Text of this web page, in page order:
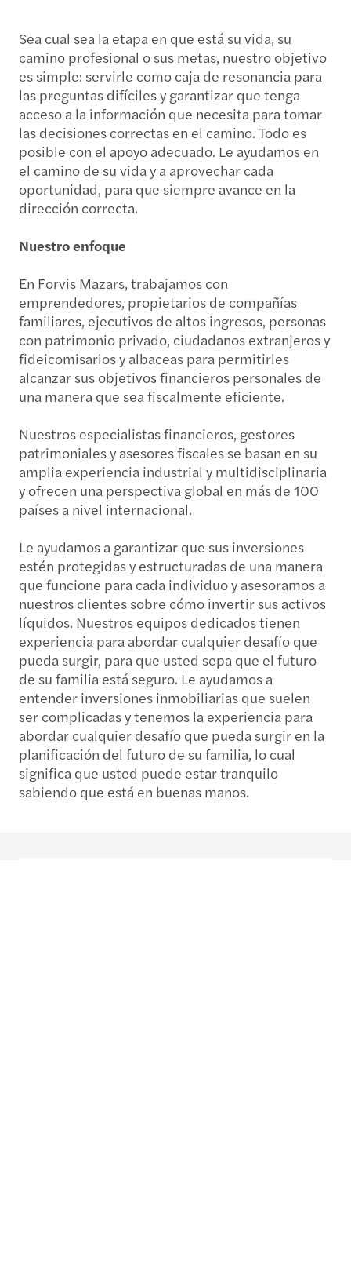
Sea cual sea la etapa en que está su vida, su
camino profesional o sus metas, nuestro objetivo
es simple: servirle como caja de resonancia para
las preguntas difíciles y garantizar que tenga
acceso a la información que necesita para tomar
las decisiones correctas en el camino. Todo es
posible con el apoyo adecuado. Le ayudamos en
el camino de su vida y a aprovechar cada
oportunidad, para que siempre avance en la
dirección correcta.
Nuestro enfoque
En Forvis Mazars, trabajamos con
emprendedores, propietarios de compañías
familiares, ejecutivos de altos ingresos, personas
con patrimonio privado, ciudadanos extranjeros y
fideicomisarios y albaceas para permitirles
alcanzar sus objetivos financieros personales de
una manera que sea fiscalmente eficiente.
Nuestros especialistas financieros, gestores
patrimoniales y asesores fiscales se basan en su
amplia experiencia industrial y multidisciplinaria
y ofrecen una perspectiva global en más de 100
países a nivel internacional.
Le ayudamos a garantizar que sus inversiones
estén protegidas y estructuradas de una manera
que funcione para cada individuo y asesoramos a
nuestros clientes sobre cómo invertir sus activos
líquidos. Nuestros equipos dedicados tienen
experiencia para abordar cualquier desafío que
pueda surgir, para que usted sepa que el futuro
de su familia está seguro. Le ayudamos a
entender inversiones inmobiliarias que suelen
ser complicadas y tenemos la experiencia para
abordar cualquier desafío que pueda surgir en la
planificación del futuro de su familia, lo cual
significa que usted puede estar tranquilo
sabiendo que está en buenas manos.